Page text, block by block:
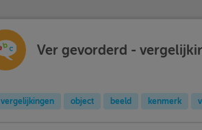
Ver gevorderd -
vergelijkingen object beeld kenmerk